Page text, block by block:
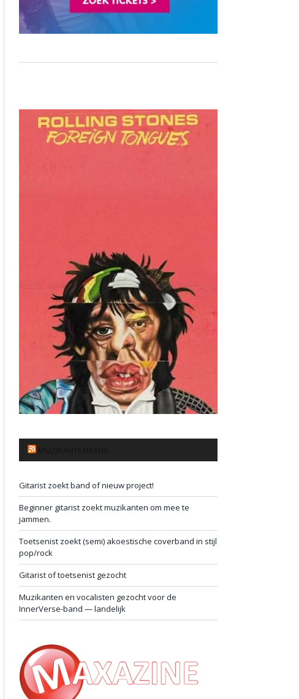
Gitarist zoekt band of nieuw project!
Beginner gitarist zoekt muzikanten om mee te
jammen.
Toetsenist zoekt (semi) akoestische coverband in stijl
pop/rock
Gitarist of toetsenist gezocht
Muzikanten en vocalisten gezocht voor de
InnerVerse-band — landelijk